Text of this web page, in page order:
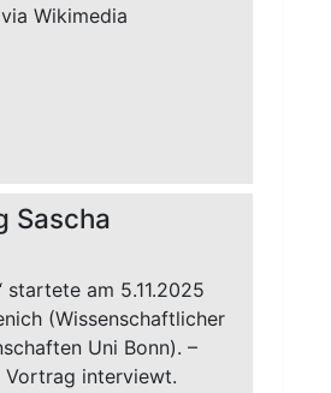
Wikimedia
Sascha
startete am 5.11.2025
(Wissenschaftlicher
Uni Bonn). –
Vortrag interviewt.